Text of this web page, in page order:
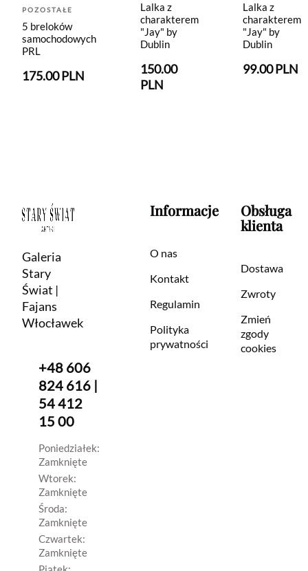
POZOSTAŁE
5 breloków
samochodowych
PRL
175.00 PLN
Lalka z
charakterem
"Jay" by
Dublin
150.00
PLN
Lalka z
charakterem
"Jay" by
Dublin
99.00 PLN
Galeria
Stary
Świat |
Fajans
Włocławek
+48 606
824 616 |
54 412
15 00
Poniedziałek:
Zamknięte
Wtorek:
Zamknięte
Środa:
Zamknięte
Czwartek:
Zamknięte
Informacje
O nas
Kontakt
Regulamin
Polityka
prywatności
Obsługa
klienta
Dostawa
Zwroty
Zmień
zgody
cookies